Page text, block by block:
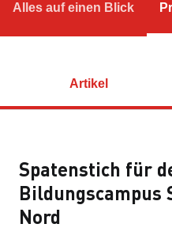
Alles auf einen Blick
Artikel
Spatenstich für
Bildungscampus
Nord